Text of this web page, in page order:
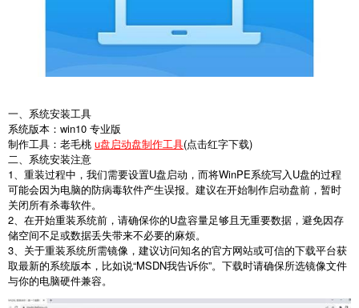
一、系统安装工具
系统版本：win10 专业版
制作工具：老毛桃 u盘启动盘制作工具(点击红字下载)
二、系统安装注意
1、重装过程中，我们需要设置U盘启动，而将WinPE系统写入U盘的过程
可能会因为电脑的防病毒软件产生误报。建议在开始制作启动盘前，暂时
关闭所有杀毒软件。
2、在开始重装系统前，请确保你的U盘容量足够且无重要数据，避免因存
储空间不足或数据丢失带来不必要的麻烦。
3、关于重装系统所需镜像，建议访问知名的官方网站或可信的下载平台获
取最新的系统版本，比如说“MSDN我告诉你”。下载时请确保所选镜像文件
与你的电脑硬件兼容。